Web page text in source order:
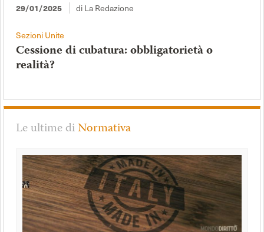
29/01/2025 di La Redazione
Sezioni Unite
Cessione di cubatura: obbligatorietà o
realità?
Le ultime diNormativa